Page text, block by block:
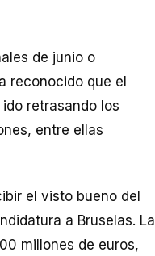
de junio o
reconocido que el
retrasando los
entre ellas
el visto bueno del
a Bruselas. La
millones de euros,